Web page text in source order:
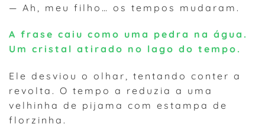
— Ah, meu filho… os tempos mudaram.
A frase caiu como uma pedra na água.
Um cristal atirado no lago do tempo.
Ele desviou o olhar, tentando conter a
revolta. O tempo a reduzia a uma
velhinha de pijama com estampa de
florzinha.